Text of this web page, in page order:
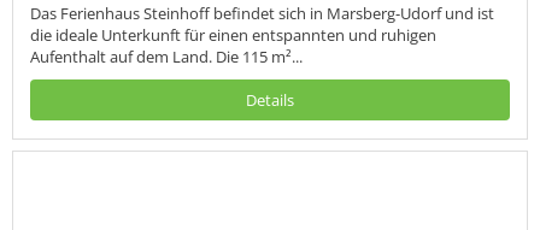
Das Ferienhaus Steinhoff befindet sich in Marsberg-Udorf und ist
die ideale Unterkunft für einen entspannten und ruhigen
Aufenthalt auf dem Land. Die 115 m²...
Details